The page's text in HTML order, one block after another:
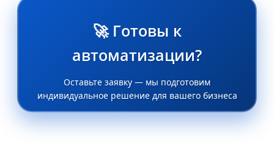
🚀 Готовы к
автоматизации?
Оставьте заявку — мы подготовим
индивидуальное решение для вашего бизнеса